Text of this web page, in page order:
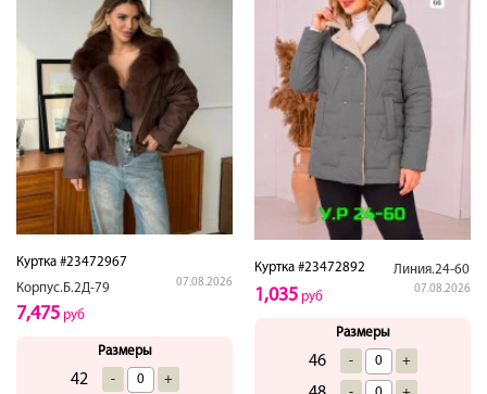
Куртка #23472967
Корпус.Б.2Д-79
07.08.2026
7,475 руб
Размеры
42 - +
Куртка #23472892 Линия.24-60
07.08.2026
1,035 руб
Размеры
46 - +